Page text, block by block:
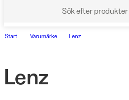
Sök efter
Start Varumärke Lenz
Lenz